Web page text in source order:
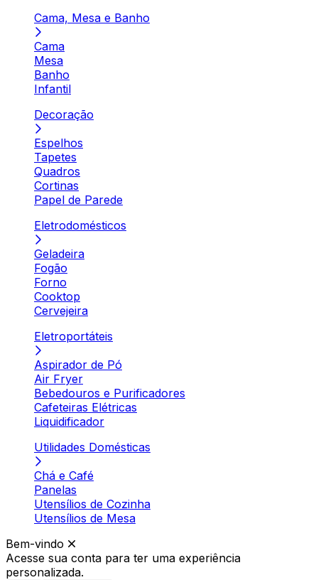
Cama, Mesa e Banho
Cama
Mesa
Banho
Infantil
Decoração
Espelhos
Tapetes
Quadros
Cortinas
Papel de Parede
Eletrodomésticos
Geladeira
Fogão
Forno
Cooktop
Cervejeira
Eletroportáteis
Aspirador de Pó
Air Fryer
Bebedouros e Purificadores
Cafeteiras Elétricas
Liquidificador
Utilidades Domésticas
Chá e Café
Panelas
Utensílios de Cozinha
Utensílios de Mesa
Bem-vindo
Acesse sua conta para ter uma experiência
personalizada.